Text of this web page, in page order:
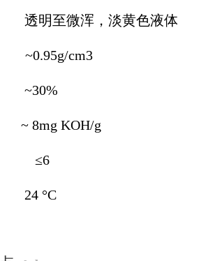
浑，淡黄色液体
cm3
KOH/g
°C